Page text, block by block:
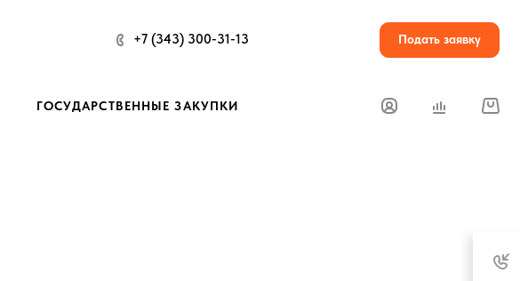
+7 (343) 300-31-13 Подать заявку
ГОСУДАРСТВЕННЫЕ ЗАКУПКИ